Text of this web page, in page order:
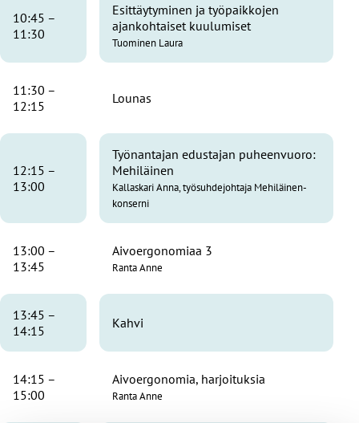
10:45 –
11:30
Esittäytyminen ja työpaikkojen
ajankohtaiset kuulumiset
Tuominen Laura
11:30 –
12:15
Lounas
12:15 –
13:00
Työnantajan edustajan puheenvuoro:
Mehiläinen
Kallaskari Anna, työsuhdejohtaja Mehiläinen-
konserni
13:00 –
13:45
Aivoergonomiaa 3
Ranta Anne
13:45 –
14:15
Kahvi
14:15 –
15:00
Aivoergonomia, harjoituksia
Ranta Anne